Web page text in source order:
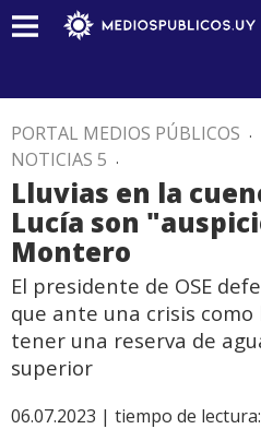
PORTAL MEDIOS PÚBLICOS .
NOTICIAS 5 .
Lluvias en la
Lucía son
Montero
El presidente de OSE
que ante una crisis
tener una reserva de
superior
06.07.2023 | tiempo de lectura: